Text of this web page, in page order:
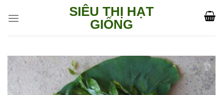
SIÊU THỊ HẠT
GIỐNG